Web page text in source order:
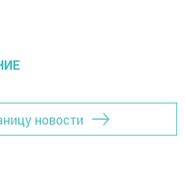
новости